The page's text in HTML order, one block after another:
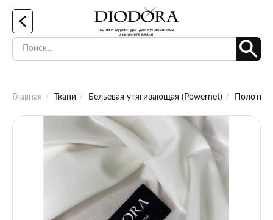
Главная Ткани Бельевая утягивающая (Powernet)